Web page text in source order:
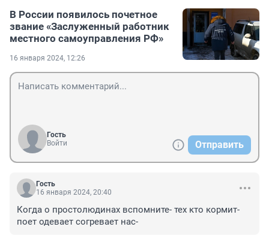
В России появилось почетное
звание «Заслуженный работник
местного самоуправления РФ»
16 января 2024, 12:26
Гость
Войти
Отправить
Гость
16 января 2024, 20:40
Когда о простолюдинах вспомните- тех кто кормит-
поет одевает согревает нас-